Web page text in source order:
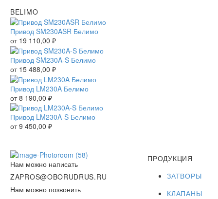
BELIMO
Привод SM230ASR Белимо
от 19 110,00 ₽
Привод SM230A-S Белимо
от 15 488,00 ₽
Привод LM230A Белимо
от8 190,00 ₽
Привод LM230A-S Белимо
от9 450,00 ₽
Нам можно написать
ZAPROS@OBORUDRUS.RU
Нам можно позвонить
ПРОДУКЦИЯ
ЗАТВОРЫ
КЛАПАНЫ